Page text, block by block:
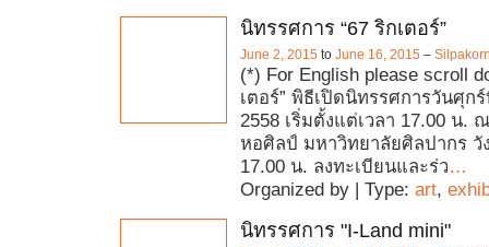
นิทรรศการ “67 ริกเตอร์”
June 2, 2015 to June 16, 2015 –
(*) For English please scroll
เตอร์” พิธีเปิดนิทรรศการวันศุก
2558 เริ่มตั้งแต่เวลา 17.00 น.
หอศิลป์ มหาวิทยาลัยศิลปากร วั
17.00 น. ลงทะเบียนและร่ว…
Organized by | Type: art,
นิทรรศการ "I-Land mini"